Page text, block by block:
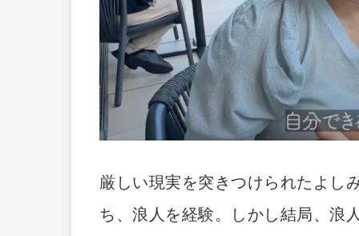
厳しい現実を突きつけられたよし
ち、浪人を経験。しかし結局、浪